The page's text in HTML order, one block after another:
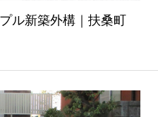
ル新築外構｜扶桑町